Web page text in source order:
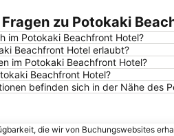
zu Potokaki
im Potokaki Beachfront Hotel?
Beachfront Hotel erlaubt?
im Potokaki Beachfront Hotel?
Beachfront Hotel?
befinden sich in der Nähe des
die wir von Buchungswebsites